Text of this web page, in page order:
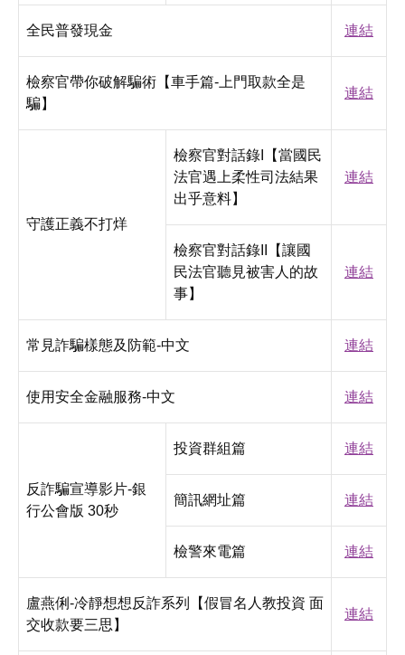
全民普發現金 連結
檢察官帶你破解騙術【車手篇-上門取款全是
騙】
連結
守護正義不打烊
檢察官對話錄I【當國民
法官遇上柔性司法結果
出乎意料】
連結
檢察官對話錄II【讓國
民法官聽見被害人的故
事】
連結
常見詐騙樣態及防範-中文 連結
使用安全金融服務-中文 連結
反詐騙宣導影片-銀
行公會版 30秒
投資群組篇 連結
簡訊網址篇 連結
檢警來電篇 連結
盧燕俐-冷靜想想反詐系列【假冒名人教投資 面
交收款要三思】
連結